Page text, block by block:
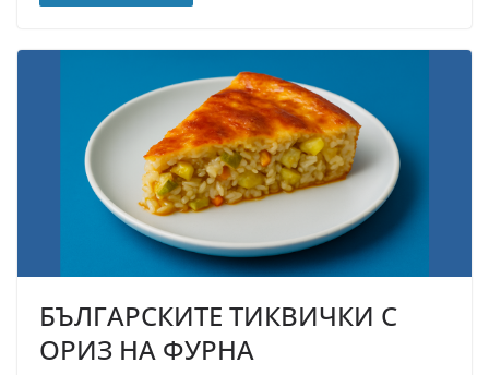
БЪЛГАРСКИТЕ ТИКВИЧКИ С
ОРИЗ НА ФУРНА